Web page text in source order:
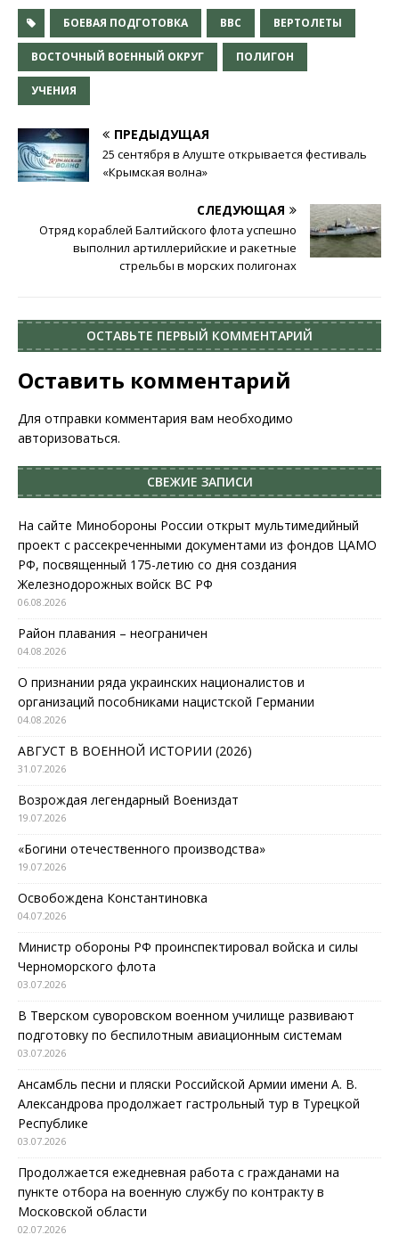
БОЕВАЯ ПОДГОТОВКА ВВС ВЕРТОЛЕТЫ
ВОСТОЧНЫЙ ВОЕННЫЙ ОКРУГ ПОЛИГОН
УЧЕНИЯ
ПРЕДЫДУЩАЯ
25 сентября в Алуште открывается фестиваль
«Крымская волна»
СЛЕДУЮЩАЯ
Отряд кораблей Балтийского флота успешно
выполнил артиллерийские и ракетные
стрельбы в морских полигонах
ОСТАВЬТЕ ПЕРВЫЙ КОММЕНТАРИЙ
Оставить комментарий
Для отправки комментария вам необходимо
авторизоваться.
СВЕЖИЕ ЗАПИСИ
На сайте Минобороны России открыт мультимедийный
проект с рассекреченными документами из фондов ЦАМО
РФ, посвященный 175-летию со дня создания
Железнодорожных войск ВС РФ
06.08.2026
Район плавания – неограничен
04.08.2026
О признании ряда украинских националистов и
организаций пособниками нацистской Германии
04.08.2026
АВГУСТ В ВОЕННОЙ ИСТОРИИ (2026)
31.07.2026
Возрождая легендарный Воениздат
19.07.2026
«Богини отечественного производства»
19.07.2026
Освобождена Константиновка
04.07.2026
Министр обороны РФ проинспектировал войска и силы
Черноморского флота
03.07.2026
В Тверском суворовском военном училище развивают
подготовку по беспилотным авиационным системам
03.07.2026
Ансамбль песни и пляски Российской Армии имени А. В.
Александрова продолжает гастрольный тур в Турецкой
Республике
03.07.2026
Продолжается ежедневная работа с гражданами на
пункте отбора на военную службу по контракту в
Московской области
02.07.2026